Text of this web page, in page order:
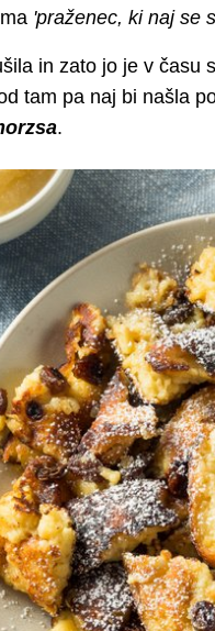
'praženec, ki naj se
in zato jo je v času
tam pa naj bi našla
.